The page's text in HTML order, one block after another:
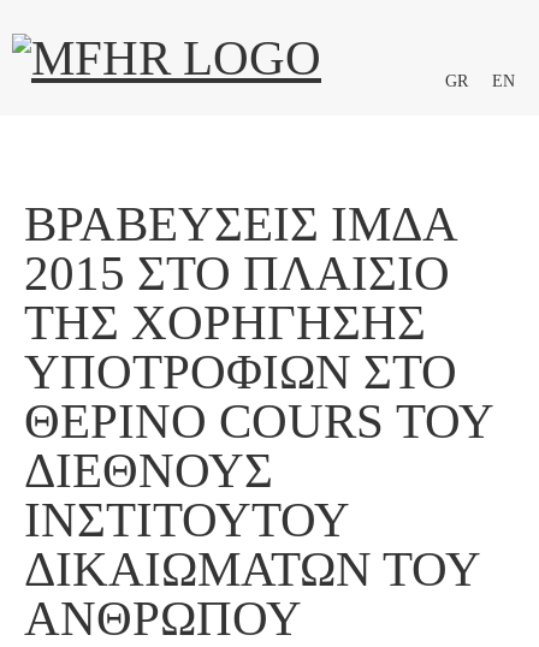
GR EN
ΒΡΑΒΕΎΣΕΙΣ ΙΜΔΑ
2015 ΣΤΟ ΠΛΑΊΣΙΟ
ΤΗΣ ΧΟΡΉΓΗΣΗΣ
ΥΠΟΤΡΟΦΙΏΝ ΣΤΟ
ΘΕΡΙΝΌ COURS ΤΟΥ
ΔΙΕΘΝΟΎΣ
ΙΝΣΤΙΤΟΎΤΟΥ
ΔΙΚΑΙΩΜΆΤΩΝ ΤΟΥ
ΑΝΘΡΏΠΟΥ